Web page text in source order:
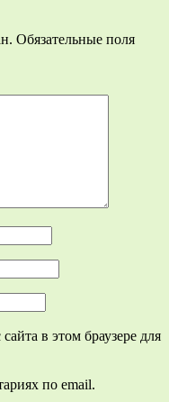
Обязательные поля
в этом браузере для
по email.